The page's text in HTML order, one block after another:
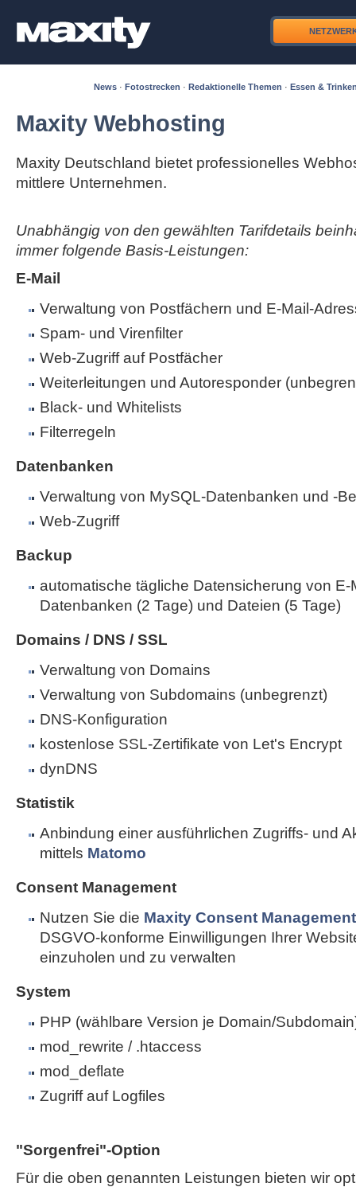
News · Fotostrecken · Redaktionelle Themen · Essen &
Maxity Webhosting
Maxity Deutschland bietet professionelles
mittlere Unternehmen.
Unabhängig von den gewählten Tarifdetails
immer folgende Basis-Leistungen:
E-Mail
Verwaltung von Postfächern und E-Mail-
Spam- und Virenfilter
Web-Zugriff auf Postfächer
Weiterleitungen und Autoresponder
Black- und Whitelists
Filterregeln
Datenbanken
Verwaltung von MySQL-Datenbanken und -
Web-Zugriff
Backup
automatische tägliche Datensicherung von E-
Datenbanken (2 Tage) und Dateien (5 Tage)
Domains / DNS / SSL
Verwaltung von Domains
Verwaltung von Subdomains (unbegrenzt)
DNS-Konfiguration
kostenlose SSL-Zertifikate von Let's Encrypt
dynDNS
Statistik
Anbindung einer ausführlichen Zugriffs- und
mittels Matomo
Consent Management
Nutzen Sie die Maxity Consent
DSGVO-konforme Einwilligungen Ihrer
einzuholen und zu verwalten
System
PHP (wählbare Version je Domain/
mod_rewrite / .htaccess
mod_deflate
Zugriff auf Logfiles
"Sorgenfrei"-Option
Für die oben genannten Leistungen bieten wir